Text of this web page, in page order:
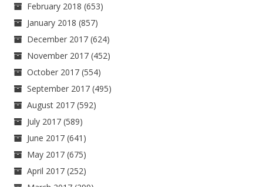
February 2018 (653)
January 2018 (857)
December 2017 (624)
November 2017 (452)
October 2017 (554)
September 2017 (495)
August 2017 (592)
July 2017 (589)
June 2017 (641)
May 2017 (675)
April 2017 (252)